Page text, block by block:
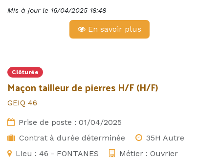
Mis à jour le 16/04/2025 18:48
En savoir plus
Clôturée
Maçon tailleur de pierres H/F (H/F)
GEIQ 46
Prise de poste : 01/04/2025
Contrat à durée déterminée
35H Autre
Lieu : 46 - FONTANES Métier : Ouvrier